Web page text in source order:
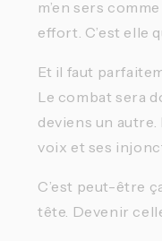
m’en sers
effort. C’est elle
Et il faut
Le combat sera
deviens un autre.
voix et ses
C’est peut-être
tête. Devenir